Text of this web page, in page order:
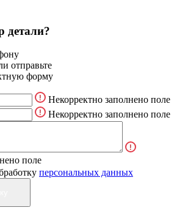
детали?
отправьте
форму
Некорректно заполнено поле
Некорректно заполнено поле
поле
персональных данных